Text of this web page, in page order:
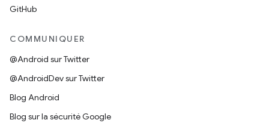
GitHub
COMMUNIQUER
@Android sur Twitter
@AndroidDev sur Twitter
Blog Android
Blog sur la sécurité Google